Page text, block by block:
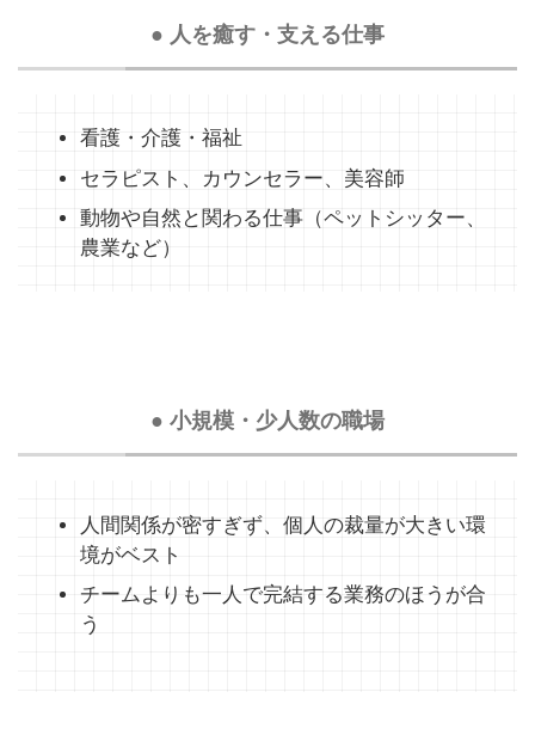
● 人を癒す・支える仕事
看護・介護・福祉
セラピスト、カウンセラー、美容師
動物や自然と関わる仕事（ペットシッター、
農業など）
● 小規模・少人数の職場
人間関係が密すぎず、個人の裁量が大きい環
境がベスト
チームよりも一人で完結する業務のほうが合
う